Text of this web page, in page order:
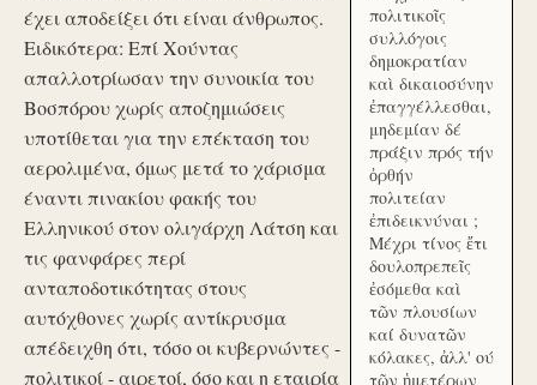
έχει αποδείξει ότι είναι άνθρωπος.
Ειδικότερα: Επί Χούντας
απαλλοτρίωσαν την συνοικία του
Βοσπόρου χωρίς αποζημιώσεις
υποτίθεται για την επέκταση του
αερολιμένα, όμως μετά το χάρισμα
έναντι πινακίου φακής του
Ελληνικού στον ολιγάρχη Λάτση και
τις φανφάρες περί
ανταποδοτικότητας στους
αυτόχθονες χωρίς αντίκρυσμα
απέδειχθη ότι, τόσο οι κυβερνώντες -
πολιτικοί - αιρετοί, όσο και η εταιρία
πολιτικοῖς
συλλόγοις
δημοκρατίαν
καὶ δικαιοσύνην
ἐπαγγέλλεσθαι,
μηδεμίαν δέ
πράξιν πρός τήν
ὀρθήν
πολιτείαν
ἐπιδεικνύναι ;
Μέχρι τίνος ἔτι
δουλοπρεπεῖς
ἐσόμεθα καὶ
τῶν πλουσίων
καί δυνατῶν
κόλακες, ἀλλ' ού
τῶν ἡμετέρων